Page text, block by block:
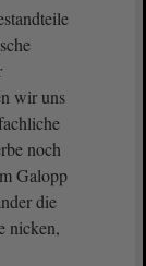
wir uns
noch
Galopp
die
nicken,